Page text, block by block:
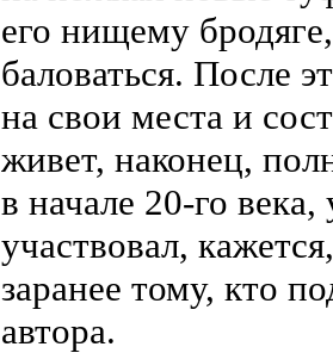
его нищему
баловаться. После
на свои места и
живет, наконец,
в начале 20-го
участвовал,
заранее тому, кто
автора.